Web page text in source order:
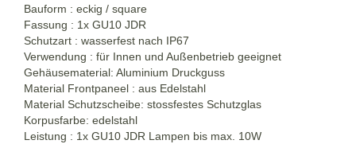
Bauform : eckig / square
Fassung : 1x GU10 JDR
Schutzart : wasserfest nach IP67
Verwendung : für Innen und Außenbetrieb geeignet
Gehäusematerial: Aluminium Druckguss
Material Frontpaneel : aus Edelstahl
Material Schutzscheibe: stossfestes Schutzglas
Korpusfarbe: edelstahl
Leistung : 1x GU10 JDR Lampen bis max. 10W